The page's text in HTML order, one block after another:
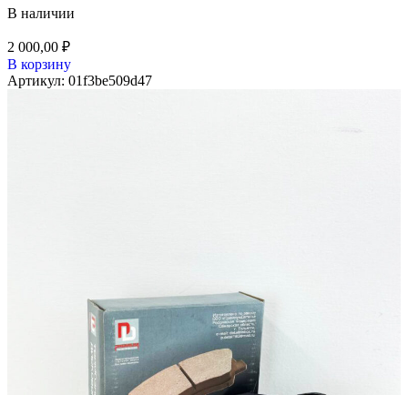
В наличии
2 000,00 ₽
В корзину
Артикул: 01f3be509d47